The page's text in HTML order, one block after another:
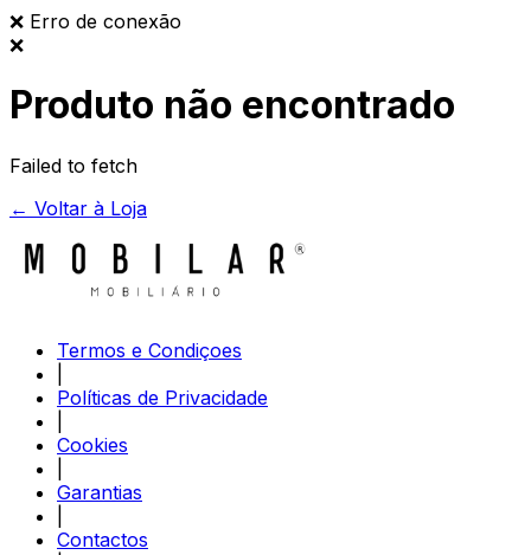
❌ Erro de conexão
❌
Produto não encontrado
Failed to fetch
← Voltar à Loja
Termos e Condiçoes
Políticas de Privacidade
Cookies
Garantias
Contactos